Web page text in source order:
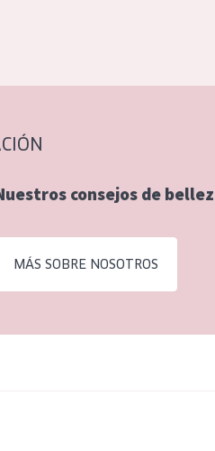
consejos de
MÁS SOBRE NOSOTROS